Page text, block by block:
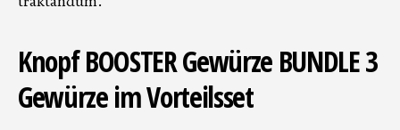
Knopf BOOSTER Gewürze BUNDLE 3
Gewürze im Vorteilsset